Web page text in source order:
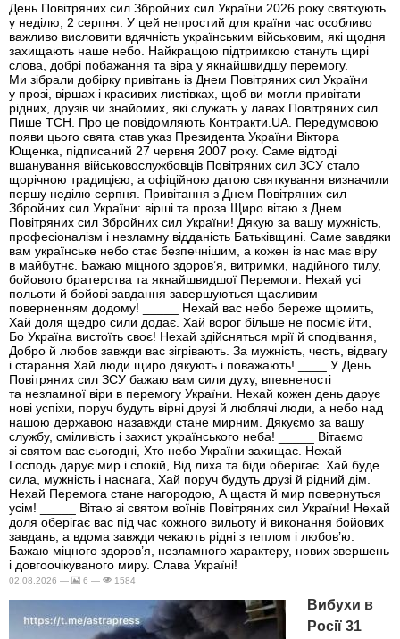
День Повітряних сил Збройних сил України 2026 року святкують
у неділю, 2 серпня. У цей непростий для країни час особливо
важливо висловити вдячність українським військовим, які щодня
захищають наше небо. Найкращою підтримкою стануть щирі
слова, добрі побажання та віра у якнайшвидшу перемогу.
Ми зібрали добірку привітань із Днем Повітряних сил України
у прозі, віршах і красивих листівках, щоб ви могли привітати
рідних, друзів чи знайомих, які служать у лавах Повітряних сил.
Пише ТСН. Про це повідомляють Контракти.UA. Передумовою
появи цього свята став указ Президента України Віктора
Ющенка, підписаний 27 червня 2007 року. Саме відтоді
вшанування військовослужбовців Повітряних сил ЗСУ стало
щорічною традицією, а офіційною датою святкування визначили
першу неділю серпня. Привітання з Днем Повітряних сил
Збройних сил України: вірші та проза Щиро вітаю з Днем
Повітряних сил Збройних сил України! Дякую за вашу мужність,
професіоналізм і незламну відданість Батьківщині. Саме завдяки
вам українське небо стає безпечнішим, а кожен із нас має віру
в майбутнє. Бажаю міцного здоров’я, витримки, надійного тилу,
бойового братерства та якнайшвидшої Перемоги. Нехай усі
польоти й бойові завдання завершуються щасливим
поверненням додому! _____ Нехай вас небо береже щомить,
Хай доля щедро сили додає. Хай ворог більше не посміє йти,
Бо Україна вистоїть своє! Нехай здійсняться мрії й сподівання,
Добро й любов завжди вас зігрівають. За мужність, честь, відвагу
і старання Хай люди щиро дякують і поважають! ____ У День
Повітряних сил ЗСУ бажаю вам сили духу, впевненості
та незламної віри в перемогу України. Нехай кожен день дарує
нові успіхи, поруч будуть вірні друзі й люблячі люди, а небо над
нашою державою назавжди стане мирним. Дякуємо за вашу
службу, сміливість і захист українського неба! _____ Вітаємо
зі святом вас сьогодні, Хто небо України захищає. Нехай
Господь дарує мир і спокій, Від лиха та біди оберігає. Хай буде
сила, мужність і наснага, Хай поруч будуть друзі й рідний дім.
Нехай Перемога стане нагородою, А щастя й мир повернуться
усім! _____ Вітаю зі святом воїнів Повітряних сил України! Нехай
доля оберігає вас під час кожного вильоту й виконання бойових
завдань, а вдома завжди чекають рідні з теплом і любов’ю.
Бажаю міцного здоров’я, незламного характеру, нових звершень
і довгоочікуваного миру. Слава Україні!
02.08.2026 — 6 — 1584
Вибухи в
Росії 31